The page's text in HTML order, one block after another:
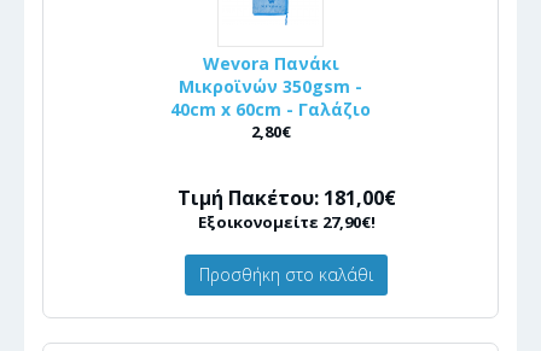
Wevora Πανάκι
Μικροϊνών 350gsm -
40cm x 60cm - Γαλάζιο
2,80€
Τιμή Πακέτου: 181,00€
Εξοικονομείτε 27,90€!
Προσθήκη στο καλάθι